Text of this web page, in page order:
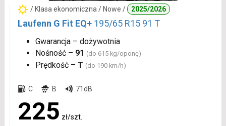
/ Klasa ekonomiczna / Nowe / 2025/2026
Laufenn G Fit EQ+ 195/65 R15 91 T
Gwarancja – dożywotnia
Nośność – 91 (do 615 kg/oponę)
Prędkość – T (do 190 km/h)
C B 71dB
225 zł/szt.